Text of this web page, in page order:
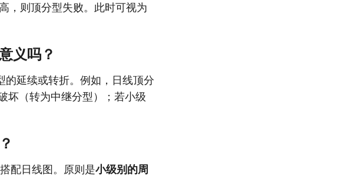
，则顶分型失败。此时可视为
义吗？
延续或转折。例如，日线顶分
坏（转为中继分型）；若小级
配日线图。原则是小级别的周